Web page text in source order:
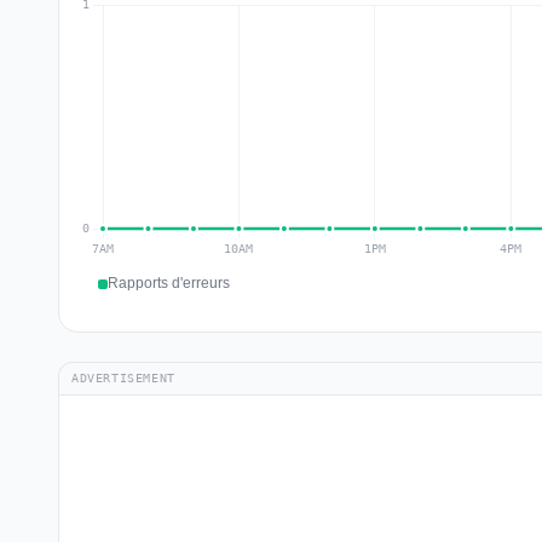
Rapports d'erreurs
ADVERTISEMENT